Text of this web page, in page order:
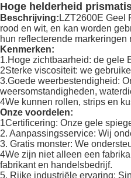
Hoge helderheid
Beschrijving: LZT2600E Geel
rood en wit, en kan worden
hun reflecterende
Kenmerken:
1.Hoge zichtbaarheid: de gele
2Sterke viscositeit: we
3.Goede weerbestendigheid:
weersomstandigheden,
4We kunnen rollen, strips en
Onze voordelen:
1Certificering: Onze gele
2. Aanpassingsservice: Wij
3. Gratis monster: We
4We zijn niet alleen een
fabrikant en handelsbedrijf.
5. Rijke industriële ervaring: